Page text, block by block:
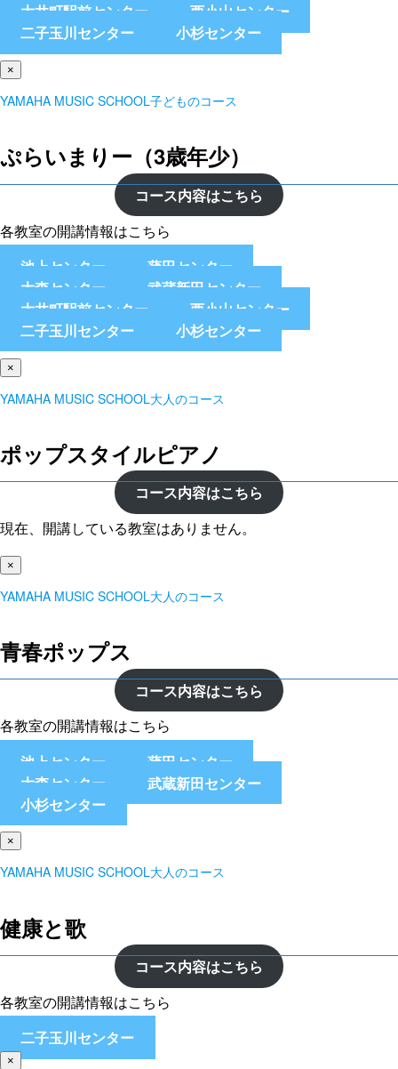
大井町駅前センター
西小山センター
二子玉川センター
小杉センター
×
YAMAHA MUSIC SCHOOL子どものコース
ぷらいまりー（3歳年少）
コース内容はこちら
各教室の開講情報はこちら
池上センター
蒲田センター
大森センター
武蔵新田センター
大井町駅前センター
西小山センター
二子玉川センター
小杉センター
×
YAMAHA MUSIC SCHOOL大人のコース
ポップスタイルピアノ
コース内容はこちら
現在、開講している教室はありません。
×
YAMAHA MUSIC SCHOOL大人のコース
青春ポップス
コース内容はこちら
各教室の開講情報はこちら
池上センター
蒲田センター
大森センター
武蔵新田センター
小杉センター
×
YAMAHA MUSIC SCHOOL大人のコース
健康と歌
コース内容はこちら
各教室の開講情報はこちら
二子玉川センター
×